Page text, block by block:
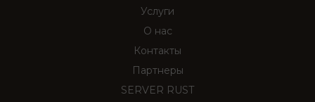
Услуги
О нас
Контакты
Партнеры
SERVER RUST